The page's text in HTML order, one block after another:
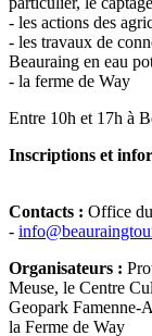
- les actions des
- les travaux de
Beauraing en eau
- la ferme de Way
Entre 10h et 17h à
Inscriptions et
Contacts : Office
-
Organisateurs :
Meuse, le Centre
Geopark Famenne-
la Ferme de Way